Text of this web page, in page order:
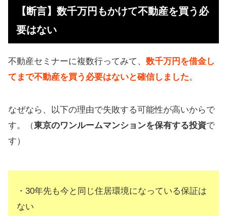
不動産投資の失敗例
Q&A！不動産の疑問に回答【質問あ
【まとめ】不動産投資はするな？や
【断言】数千万円もかけて不動産を買う必
要はない
不動産セミナーに複数行ってみて、 数千万円を借金し
てまで不動産を買う必要はないと確信しました。
なぜなら、以下の理由で失敗する可能性が高いからで
す。（東京のワンルームマンションを保有する投資で
す）
・30年先も今と同じ住居環境になっている保証は
ない